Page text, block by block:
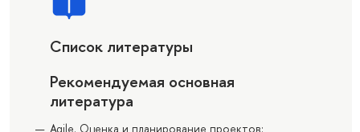
Список литературы
Рекомендуемая основная
литература
Agile. Оценка и планирование проектов: